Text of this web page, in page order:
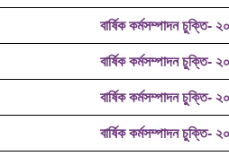
বার্ষিক কর্মসম্পাদন চুক্তি-
বার্ষিক কর্মসম্পাদন চুক্তি-
বার্ষিক কর্মসম্পাদন চুক্তি-
বার্ষিক কর্মসম্পাদন চুক্তি-